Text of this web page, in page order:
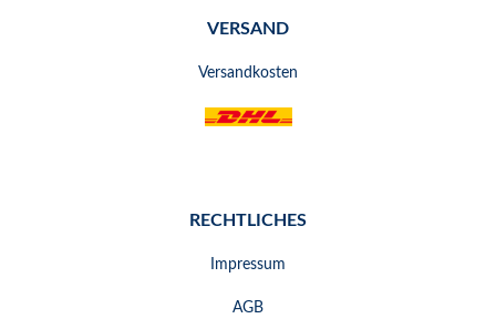
VERSAND
Versandkosten
RECHTLICHES
Impressum
AGB